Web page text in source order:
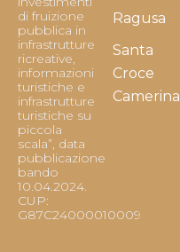
di fruizione
pubblica in
infrastrutture
ricreative,
informazioni
turistiche e
infrastrutture
turistiche su
piccola
scala”, data
pubblicazione
bando
10.04.2024.
CUP:
G87C24000010009
Ragusa
Santa
Croce
Camerina